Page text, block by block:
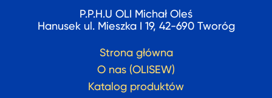
P.P.H.U OLI Michał Oleś
Hanusek ul. Mieszka I 19, 42-690 Tworóg
Strona główna
O nas (OLISEW)
Katalog produktów